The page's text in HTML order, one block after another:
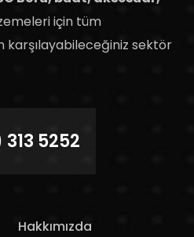
için tüm
karşılayabileceğiniz sektör
5252
Hakkımızda